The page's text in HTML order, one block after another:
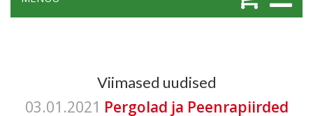
Viimased uudised
03.01.2021 Pergolad ja Peenrapiirded